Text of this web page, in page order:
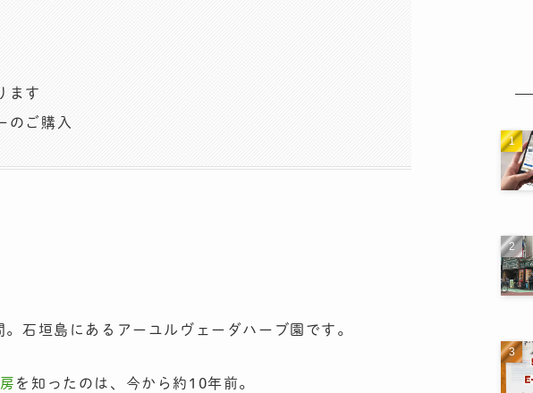
ます
のご購入
石垣島にあるアーユルヴェーダハーブ園です。
を知ったのは、今から約10年前。